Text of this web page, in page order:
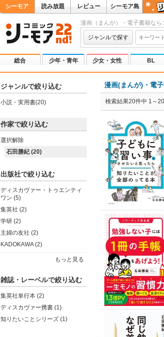
シーモア 読み放題 レビュー シーモア島
漫画（まんが）・電子書籍なら
ジャンルで探す
総合 少年・青年 少女・女性 BL
ジャンルで絞り込む
小説・実用書(20)
作家で絞り込む
選択解除
石田勝紀 (20)
出版社で絞り込む
ディスカヴァー・トゥエンティ
ワン (5)
集英社 (2)
学研 (2)
主婦の友社 (2)
KADOKAWA (2)
もっと見る
雑誌・レーベルで絞り込む
集英社単行本 (2)
ディスカヴァー携書 (1)
知りたいことシリーズ (1)
漫画(まんが)・電
検索結果20件中 1～